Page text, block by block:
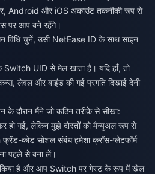
Android और iOS अकाउंट तकनीकी रूप से
पर आप बने रहेंगे।
विधि चुनें, उसी NetEase ID के साथ साइन
UID से मेल खाता है। यदि हाँ, तो
लेवल और बाइंड की गई प्रगति दिखाई देनी
दौरान मैंने जो कठिन तरीके से सीखा:
हो गई, लेकिन मुझे दोस्तों को मैन्युअल रूप से
कोड सोशल संबंध हमेशा क्रॉस-प्लेटफॉर्म
पहले से बना लें।
किया है और आप Switch पर गेस्ट के रूप में खेल